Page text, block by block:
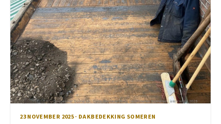
23 NOVEMBER 2025 · DAKBEDEKKING SOMEREN